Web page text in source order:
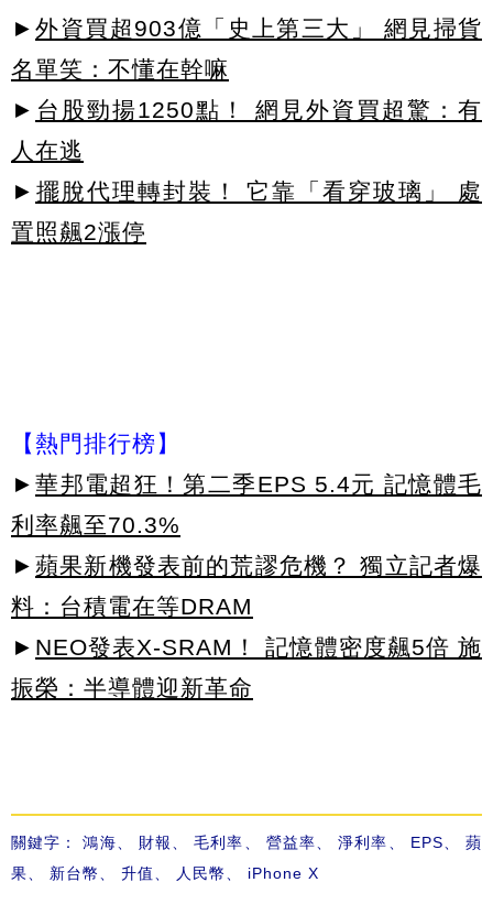
► 外資買超903億「史上第三大」 網見掃貨
名單笑：不懂在幹嘛
► 台股勁揚1250點！ 網見外資買超驚：有
人在逃
► 擺脫代理轉封裝！ 它靠「看穿玻璃」 處
置照飆2漲停
【熱門排行榜】
► 華邦電超狂！第二季EPS 5.4元 記憶體毛
利率飆至70.3%
► 蘋果新機發表前的荒謬危機？ 獨立記者爆
料：台積電在等DRAM
► NEO發表X-SRAM！ 記憶體密度飆5倍 施
振榮：半導體迎新革命
關鍵字：鴻海 財報 、毛利率 營益率 、淨利率 EPS 、蘋
果
新台幣 升值 人民幣 iPhone X